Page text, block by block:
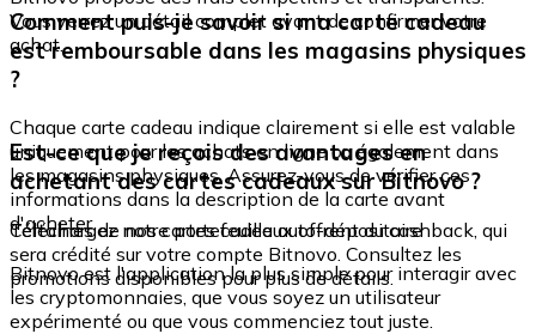
Vous verrez un détail complet avant de confirmer votre
achat.
Comment puis-je savoir si ma carte cadeau
est remboursable dans les magasins physiques
?
Chaque carte cadeau indique clairement si elle est valable
uniquement pour les achats en ligne ou également dans
les magasins physiques. Assurez-vous de vérifier ces
informations dans la description de la carte avant
d'acheter.
Est-ce que je reçois des avantages en
achetant des cartes cadeaux sur Bitnovo ?
Certaines de nos cartes cadeaux offrent du cashback, qui
sera crédité sur votre compte Bitnovo. Consultez les
promotions disponibles pour plus de détails.
Téléchargez notre portefeuille auto-dépositaire
Bitnovo est l'application la plus simple pour interagir avec
les cryptomonnaies, que vous soyez un utilisateur
expérimenté ou que vous commenciez tout juste.